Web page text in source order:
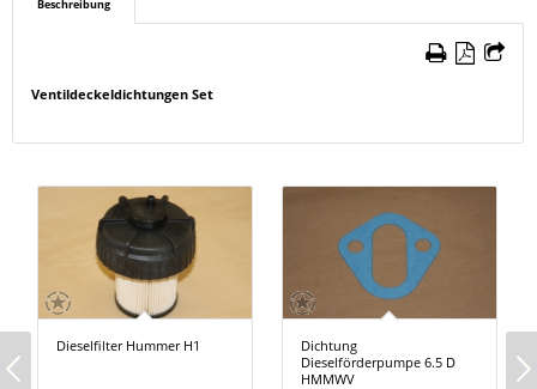
Beschreibung
Ventildeckeldichtungen Set
Dieselfilter Hummer H1
Dichtung
Dieselförderpumpe 6.5 D
HMMWV